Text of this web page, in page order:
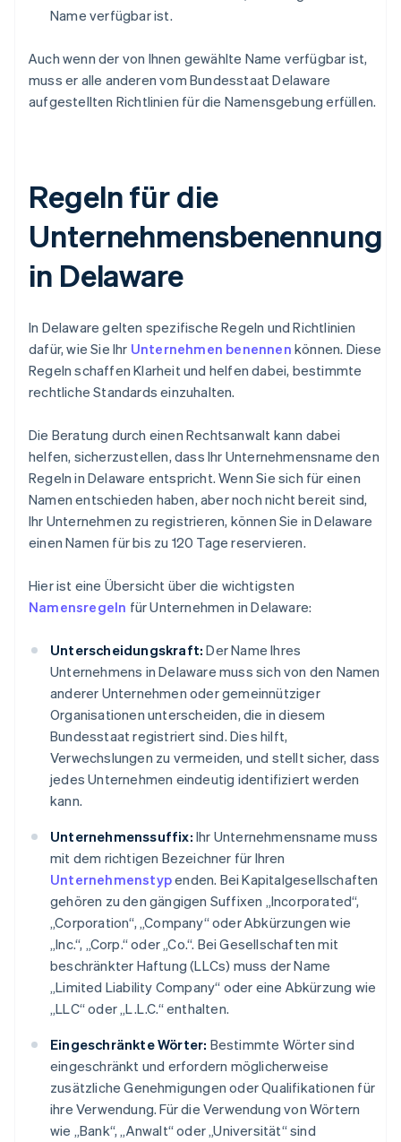
Name verfügbar ist.
Auch wenn der von Ihnen gewählte Name verfügbar ist,
muss er alle anderen vom Bundesstaat Delaware
aufgestellten Richtlinien für die Namensgebung erfüllen.
Regeln für die
Unternehmensbenennung
in Delaware
In Delaware gelten spezifische Regeln und Richtlinien
dafür, wie Sie Ihr Unternehmen benennen können. Diese
Regeln schaffen Klarheit und helfen dabei, bestimmte
rechtliche Standards einzuhalten.
Die Beratung durch einen Rechtsanwalt kann dabei
helfen, sicherzustellen, dass Ihr Unternehmensname den
Regeln in Delaware entspricht. Wenn Sie sich für einen
Namen entschieden haben, aber noch nicht bereit sind,
Ihr Unternehmen zu registrieren, können Sie in Delaware
einen Namen für bis zu 120 Tage reservieren.
Hier ist eine Übersicht über die wichtigsten
Namensregeln für Unternehmen in Delaware:
Unterscheidungskraft: Der Name Ihres
Unternehmens in Delaware muss sich von den Namen
anderer Unternehmen oder gemeinnütziger
Organisationen unterscheiden, die in diesem
Bundesstaat registriert sind. Dies hilft,
Verwechslungen zu vermeiden, und stellt sicher, dass
jedes Unternehmen eindeutig identifiziert werden
kann.
Unternehmenssuffix: Ihr Unternehmensname muss
mit dem richtigen Bezeichner für Ihren
Unternehmenstypenden. Bei Kapitalgesellschaften
gehören zu den gängigen Suffixen „Incorporated“,
„Corporation“, „Company“ oder Abkürzungen wie
„Inc.“, „Corp.“ oder „Co.“. Bei Gesellschaften mit
beschränkter Haftung (LLCs) muss der Name
„Limited Liability Company“ oder eine Abkürzung wie
„LLC“ oder „L.L.C.“ enthalten.
Eingeschränkte Wörter: Bestimmte Wörter sind
eingeschränkt und erfordern möglicherweise
zusätzliche Genehmigungen oder Qualifikationen für
ihre Verwendung. Für die Verwendung von Wörtern
wie „Bank“, „Anwalt“ oder „Universität“ sind